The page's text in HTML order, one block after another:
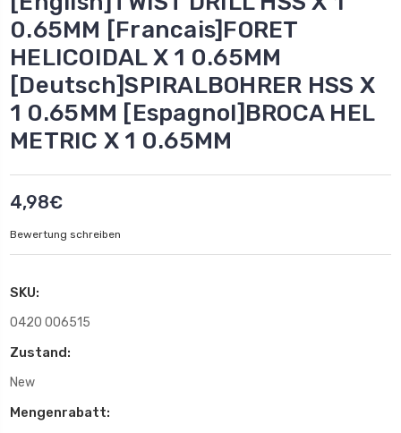
0.65MM [Francais]FORET
HELICOIDAL X 1 0.65MM
[Deutsch]SPIRALBOHRER HSS X
1 0.65MM [Espagnol]BROCA HEL
METRIC X 1 0.65MM
4,98€
Bewertung schreiben
SKU:
0420 006515
Zustand:
New
Mengenrabatt: